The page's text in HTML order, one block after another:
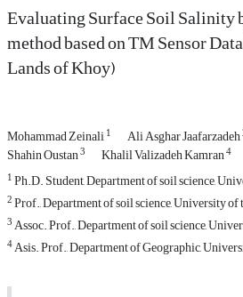
Evaluating Surface Soil Salinity
method based on TM Sensor
Lands of Khoy)
Mohammad Zeinali1 Ali Asghar Jaafarzadeh
Shahin Oustan3 Khalil Valizadeh Kamran4
1Ph.D. Student, Department of soil science,
2Prof., Department of soil science, University of
3Assoc. Prof., Department of soil science,
4Asis. Prof., Department of Geographic,